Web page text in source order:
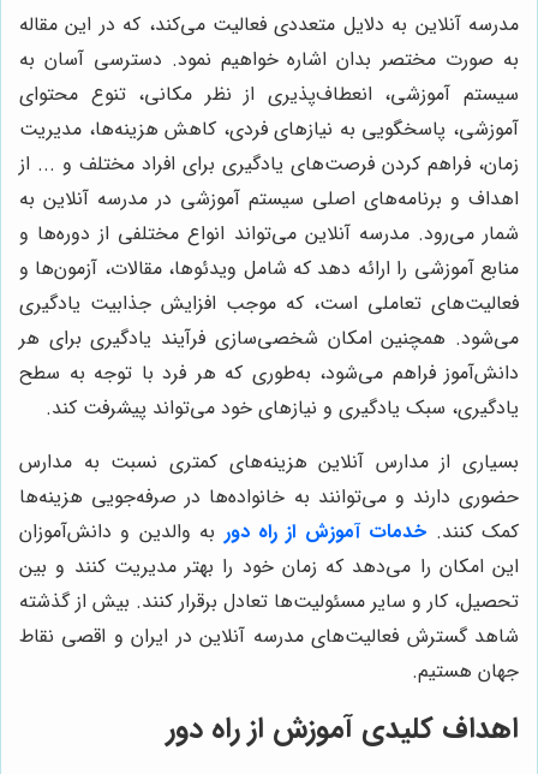
مدرسه آنلاین به دلایل متعددی فعالیت می‌کند، که در این مقاله
به صورت مختصر بدان اشاره خواهیم نمود. دسترسی آسان به
سیستم آموزشی، انعطاف‌پذیری از نظر مکانی، تنوع محتوای
آموزشی، پاسخگویی به نیازهای فردی، کاهش هزینه‌ها، مدیریت
زمان، فراهم کردن فرصت‌های یادگیری برای افراد مختلف و ... از
اهداف و برنامه‌های اصلی سیستم آموزشی در مدرسه آنلاین به
شمار می‌رود. مدرسه آنلاین می‌تواند انواع مختلفی از دوره‌ها و
منابع آموزشی را ارائه دهد که شامل ویدئوها، مقالات، آزمون‌ها و
فعالیت‌های تعاملی است، که موجب افزایش جذابیت یادگیری
می‌شود. همچنین امکان شخصی‌سازی فرآیند یادگیری برای هر
دانش‌آموز فراهم می‌شود، به‌طوری که هر فرد با توجه به سطح
یادگیری، سبک یادگیری و نیازهای خود می‌تواند پیشرفت کند.
بسیاری از مدارس آنلاین هزینه‌های کمتری نسبت به مدارس
حضوری دارند و می‌توانند به خانواده‌ها در صرفه‌جویی هزینه‌ها
کمک کنند. خدمات آموزش از راه دور به والدین و دانش‌آموزان
این امکان را می‌دهد که زمان خود را بهتر مدیریت کنند و بین
تحصیل، کار و سایر مسئولیت‌ها تعادل برقرار کنند. بیش از گذشته
شاهد گسترش فعالیت‌های مدرسه آنلاین در ایران و اقصی نقاط
جهان هستیم.
اهداف کلیدی آموزش از راه دور